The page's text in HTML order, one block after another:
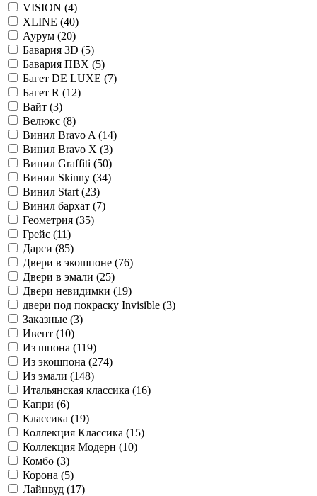
VISION (4)
XLINE (40)
Аурум (20)
Бавария 3D (5)
Бавария ПВХ (5)
Багет DE LUXE (7)
Багет R (12)
Вайт (3)
Велюкс (8)
Винил Bravo A (14)
Винил Bravo X (3)
Винил Graffiti (50)
Винил Skinny (34)
Винил Start (23)
Винил бархат (7)
Геометрия (35)
Грейс (11)
Дарси (85)
Двери в экошпоне (76)
Двери в эмали (25)
Двери невидимки (19)
двери под покраску Invisible (3)
Заказные (3)
Ивент (10)
Из шпона (119)
Из экошпона (274)
Из эмали (148)
Итальянская классика (16)
Капри (6)
Классика (19)
Коллекция Классика (15)
Коллекция Модерн (10)
Комбо (3)
Корона (5)
Лайнвуд (17)